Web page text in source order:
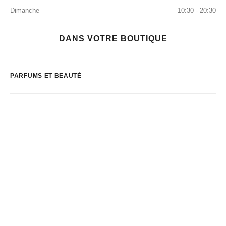
Dimanche
10:30 - 20:30
DANS VOTRE BOUTIQUE
PARFUMS ET BEAUTÉ